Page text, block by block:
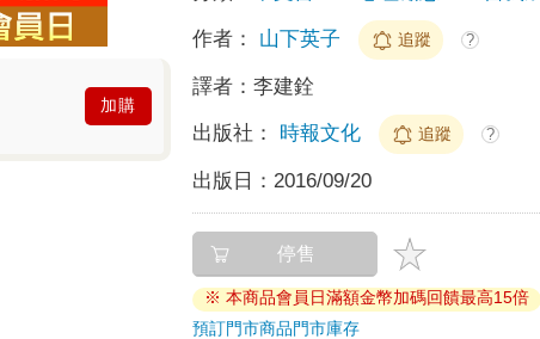
加購
作者： 山下英子 追蹤 ?
譯者：李建銓
出版社： 時報文化 追蹤 ?
出版日： 2016/09/20
停售
※ 本商品會員日滿額金幣加碼回饋最高15倍
預訂門市商品門市庫存